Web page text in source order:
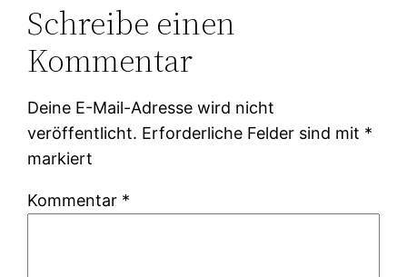
Schreibe einen
Kommentar
Deine E-Mail-Adresse wird nicht
veröffentlicht. Erforderliche Felder sind mit *
markiert
Kommentar *